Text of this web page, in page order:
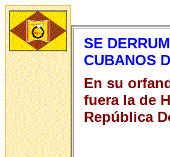
SE
CUBANOS
En su
fuera la de
República